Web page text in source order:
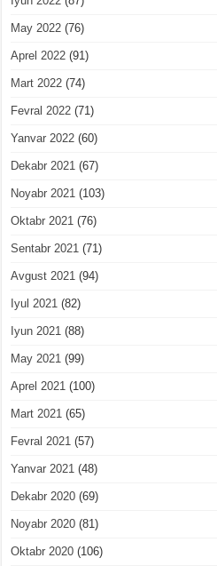
May 2022 (76)
Aprel 2022 (91)
Mart 2022 (74)
Fevral 2022 (71)
Yanvar 2022 (60)
Dekabr 2021 (67)
Noyabr 2021 (103)
Oktabr 2021 (76)
Sentabr 2021 (71)
Avgust 2021 (94)
Iyul 2021 (82)
Iyun 2021 (88)
May 2021 (99)
Aprel 2021 (100)
Mart 2021 (65)
Fevral 2021 (57)
Yanvar 2021 (48)
Dekabr 2020 (69)
Noyabr 2020 (81)
Oktabr 2020 (106)